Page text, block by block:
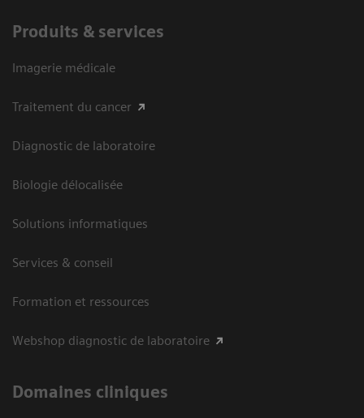
Produits & services
Imagerie médicale
Traitement du cancer
Diagnostic de laboratoire
Biologie délocalisée
Solutions informatiques
Services & conseil
Formation et ressources
Webshop diagnostic de laboratoire
Domaines cliniques